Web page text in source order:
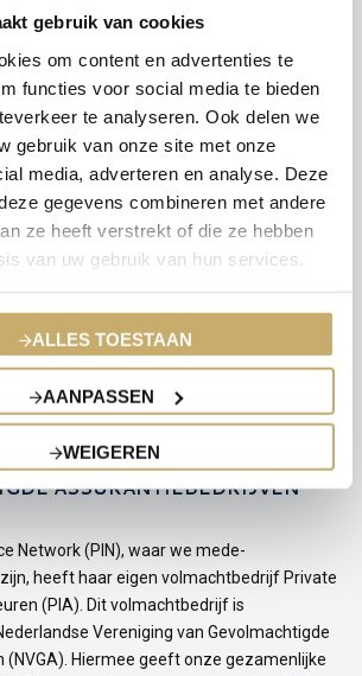
gebruik van cookies
om content en advertenties te
functies voor social media te bieden
te analyseren. Ook delen we
gebruik van onze site met onze
media, adverteren en analyse. Deze
gegevens combineren met andere
ze heeft verstrekt of die ze hebben
van uw gebruik van hun services.
ALLES TOESTAAN
AANPASSEN
WEIGEREN
geheel onafhankelijk gedurende de
300.003277
VAN DE KAMER VAN
in Nederland is verplicht zich in te schrijven
VERENIGING VAN
ASSURANTIEBEDRIJVEN
Network (PIN), waar we mede-
heeft haar eigen volmachtbedrijf Private
(PIA). Dit volmachtbedrijf is
Vereniging van Gevolmachtigde
(NVGA). Hiermee geeft onze gezamenlijke